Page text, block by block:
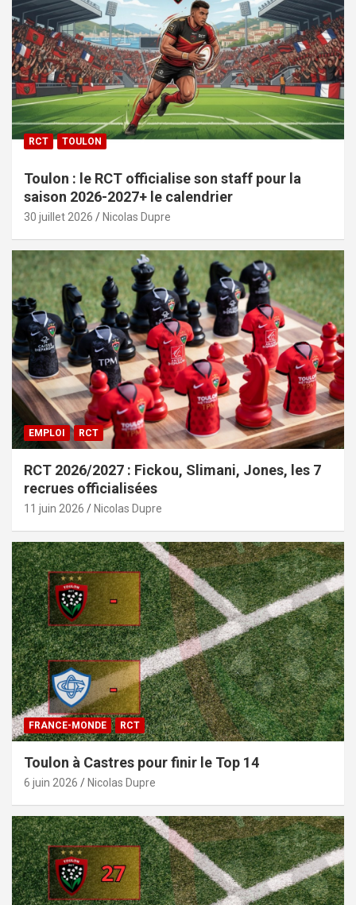
RCT TOULON
Toulon : le RCT officialise son staff pour la
saison 2026-2027+ le calendrier
30 juillet 2026 Nicolas Dupre
EMPLOI RCT
RCT 2026/2027 : Fickou, Slimani, Jones, les 7
recrues officialisées
11 juin 2026 Nicolas Dupre
FRANCE-MONDE RCT
Toulon à Castres pour finir le Top 14
6 juin 2026 Nicolas Dupre